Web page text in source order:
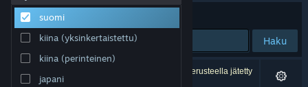
Tuki
Vaihda kieli
suomi
kiina (yksinkertaistettu)
kiina (perinteinen)
japani
Järjestelyperuste
Haku
0 tulosta vastaa hakuasi. 4 peliä on asetustesi perusteella jätetty
pois.